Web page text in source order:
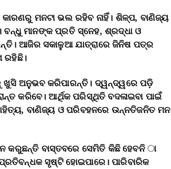
ମନଟା ଭଲ ରହିବ ନାହିଁ। ଶିଳ୍ପ, ବାଣିଜ୍ୟ
ମାନଙ୍କ ପ୍ରତି ସ୍ନେହ, ଶ୍ରଦ୍ଧା ଓ
ଆଜିର ସକାଳୁଆ ଯାତ୍ରାରେ ଜିନିଷ ପତ୍ର
ରହିଛି।
ଖୁସି ଅନୁଭବ କରିପାରନ୍ତି। ଦ୍ୱନ୍ଦ୍ୱରେ ପଡ଼ି
କରିବେ। ଆର୍ଥିକ ପରିସ୍ଥିତି ବଦଳାଇବା ପାଇଁ
ବାଣିଜ୍ୟ ଓ ପରିବହନରେ ଉନ୍ନତିଜନିତ ମନ
କରୁଛନ୍ତି ବାସ୍ତବରେ ସେମିତି କିଛି ହେବନି ା
ସୃଷ୍ଟି ହୋଇପାରେ। ପାରିବାରିକ